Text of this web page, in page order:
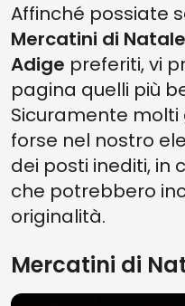
Affinché possiate
Mercatini di
Adige preferiti, vi
pagina quelli più
Sicuramente
forse nel nostro
dei posti inediti, in
che potrebbero
originalità.
Mercatini di